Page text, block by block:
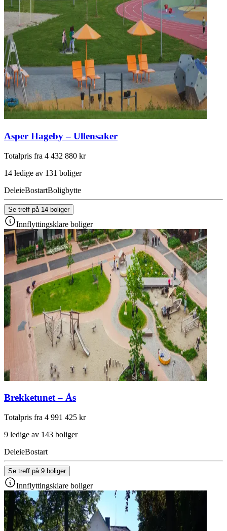
Asper Hageby – Ullensaker
Totalpris fra 4 432 880 kr
14 ledige av 131 boliger
DeleieBostartBoligbytte
Se treff på 14 boliger
Innflyttingsklare boliger
Brekketunet – Ås
Totalpris fra 4 991 425 kr
9 ledige av 143 boliger
DeleieBostart
Se treff på 9 boliger
Innflyttingsklare boliger